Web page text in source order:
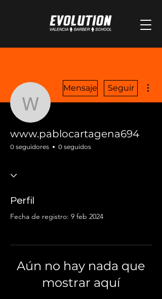
Mensaje Seguir
www.pablocartagena694
0 seguidores 0 seguidos
Perfil
Fecha de registro: 9 feb 2024
Aún no hay nada que
mostrar aquí